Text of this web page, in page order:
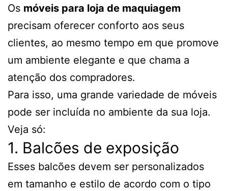
Os móveis para loja de maquiagem
precisam oferecer conforto aos seus
clientes, ao mesmo tempo em que promove
um ambiente elegante e que chama a
atenção dos compradores.
Para isso, uma grande variedade de móveis
pode ser incluída no ambiente da sua loja.
Veja só:
1. Balcões de exposição
Esses balcões devem ser personalizados
em tamanho e estilo de acordo com o tipo